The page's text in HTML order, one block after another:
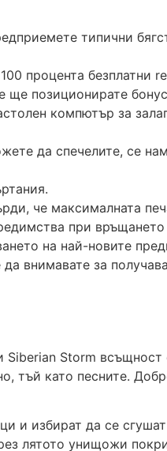
типични
процента безплатни
ще позиционирате
компютър за
да спечелите, се
че максималната
при
на най-новите
внимавате за
Siberian Storm
тъй като песните.
и избират да се
лятото унищожи